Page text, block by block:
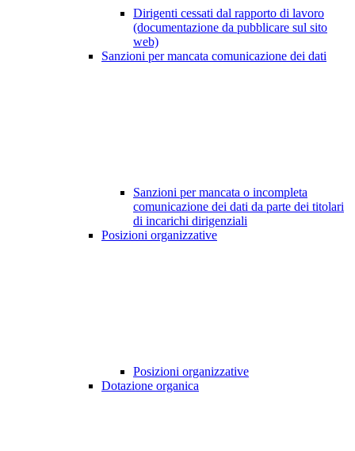
Dirigenti cessati dal rapporto di lavoro
(documentazione da pubblicare sul sito
web)
Sanzioni per mancata comunicazione dei dati
Sanzioni per mancata o incompleta
comunicazione dei dati da parte dei titolari
di incarichi dirigenziali
Posizioni organizzative
Posizioni organizzative
Dotazione organica